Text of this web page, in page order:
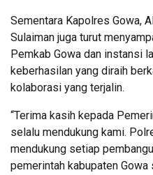
Sementara Kapolres Gowa,
Sulaiman juga turut
Pemkab Gowa dan instansi
keberhasilan yang diraih
kolaborasi yang terjalin.
“Terima kasih kepada
selalu mendukung kami.
mendukung setiap
pemerintah kabupaten Gowa